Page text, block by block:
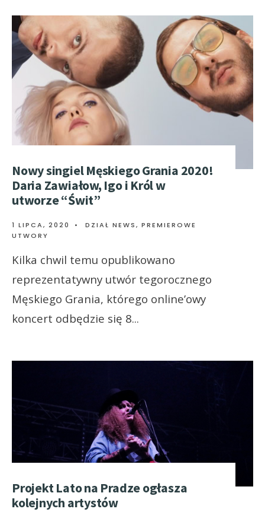
Nowy singiel Męskiego Grania 2020!
Daria Zawiałow, Igo i Król w
utworze “Świt”
1 LIPCA, 2020 • DZIAŁ NEWS, PREMIEROWE
UTWORY
Kilka chwil temu opublikowano
reprezentatywny utwór tegorocznego
Męskiego Grania, którego online’owy
koncert odbędzie się 8...
Projekt Lato na Pradze ogłasza
kolejnych artystów